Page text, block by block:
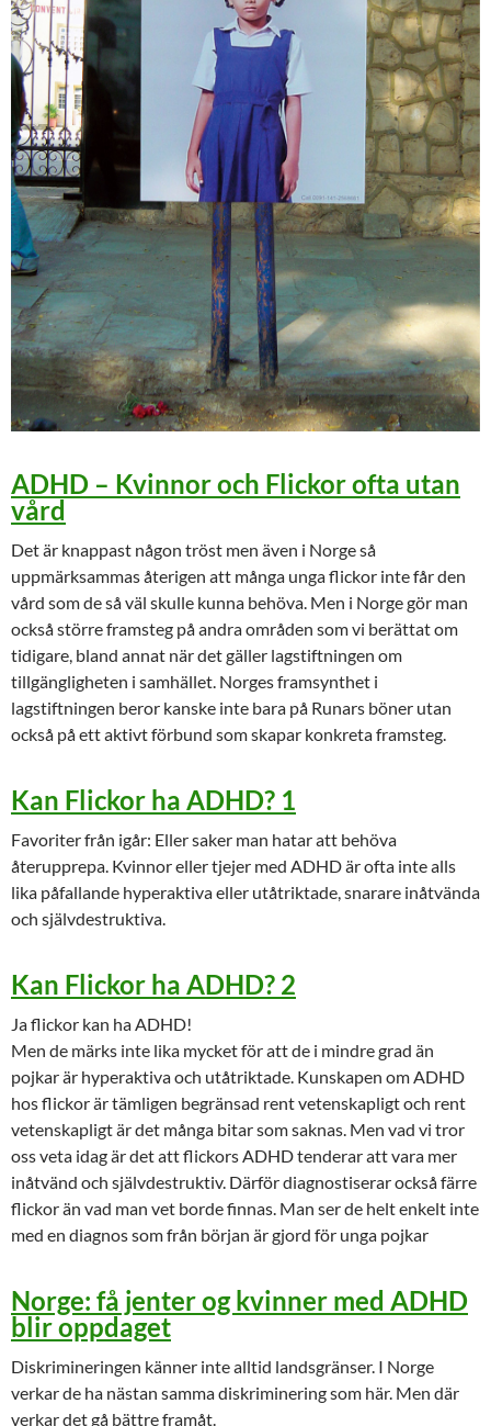
ADHD – Kvinnor och Flickor ofta utan
vård
Det är knappast någon tröst men även i Norge så
uppmärksammas återigen att många unga flickor inte får den
vård som de så väl skulle kunna behöva. Men i Norge gör man
också större framsteg på andra områden som vi berättat om
tidigare, bland annat när det gäller lagstiftningen om
tillgängligheten i samhället. Norges framsynthet i
lagstiftningen beror kanske inte bara på Runars böner utan
också på ett aktivt förbund som skapar konkreta framsteg.
Kan Flickor ha ADHD? 1
Favoriter från igår: Eller saker man hatar att behöva
återupprepa. Kvinnor eller tjejer med ADHD är ofta inte alls
lika påfallande hyperaktiva eller utåtriktade, snarare inåtvända
och självdestruktiva.
Kan Flickor ha ADHD? 2
Ja flickor kan ha ADHD!
Men de märks inte lika mycket för att de i mindre grad än
pojkar är hyperaktiva och utåtriktade. Kunskapen om ADHD
hos flickor är tämligen begränsad rent vetenskapligt och rent
vetenskapligt är det många bitar som saknas. Men vad vi tror
oss veta idag är det att flickors ADHD tenderar att vara mer
inåtvänd och självdestruktiv. Därför diagnostiserar också färre
flickor än vad man vet borde finnas. Man ser de helt enkelt inte
med en diagnos som från början är gjord för unga pojkar
Norge: få jenter og kvinner med ADHD
blir oppdaget
Diskrimineringen känner inte alltid landsgränser. I Norge
verkar de ha nästan samma diskriminering som här. Men där
verkar det gå bättre framåt.